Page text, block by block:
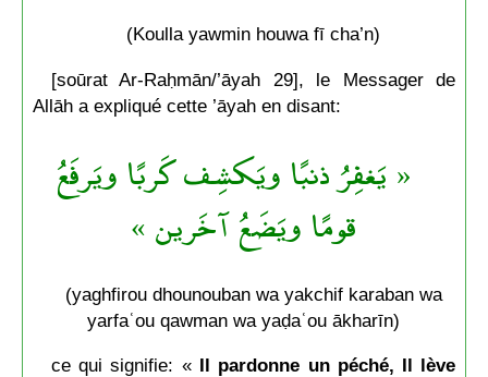
(Koulla yawmin houwa fī cha’n)
[soūrat Ar-Raḥmān/’āyah 29], le Messager de
Allāh a expliqué cette ’āyah en disant:
« يَغفِرُ ذنبًا ويَكشِف كَربًا ويَرفَعُ
قومًا ويَضَعُ آخَرين »
(yaghfirou dhounouban wa yakchif karaban wa
yarfaʿou qawman wa yaḍaʿou ākharīn)
ce qui signifie: « Il pardonne un péché, Il lève